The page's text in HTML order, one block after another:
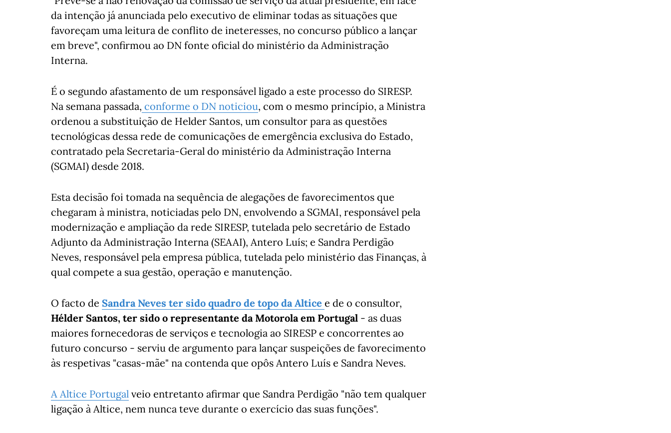
da intenção já anunciada pelo executivo de eliminar todas as situações que
favoreçam uma leitura de conflito de ineteresses, no concurso público a lançar
em breve", confirmou ao DN fonte oficial do ministério da Administração
Interna.
É o segundo afastamento de um responsável ligado a este processo do SIRESP.
Na semana passada, conforme o DN noticiou, com o mesmo princípio, a Ministra
ordenou a substituição de Helder Santos, um consultor para as questões
tecnológicas dessa rede de comunicações de emergência exclusiva do Estado,
contratado pela Secretaria-Geral do ministério da Administração Interna
(SGMAI) desde 2018.
Esta decisão foi tomada na sequência de alegações de favorecimentos que
chegaram à ministra, noticiadas pelo DN, envolvendo a SGMAI, responsável pela
modernização e ampliação da rede SIRESP, tutelada pelo secretário de Estado
Adjunto da Administração Interna (SEAAI), Antero Luís; e Sandra Perdigão
Neves, responsável pela empresa pública, tutelada pelo ministério das Finanças, à
qual compete a sua gestão, operação e manutenção.
O facto de Sandra Neves ter sido quadro de topo da Altice e de o consultor,
Hélder Santos, ter sido o representante da Motorola em Portugal - as duas
maiores fornecedoras de serviços e tecnologia ao SIRESP e concorrentes ao
futuro concurso - serviu de argumento para lançar suspeições de favorecimento
às respetivas "casas-mãe" na contenda que opôs Antero Luís e Sandra Neves.
A Altice Portugal veio entretanto afirmar que Sandra Perdigão "não tem qualquer
ligação à Altice, nem nunca teve durante o exercício das suas funções".